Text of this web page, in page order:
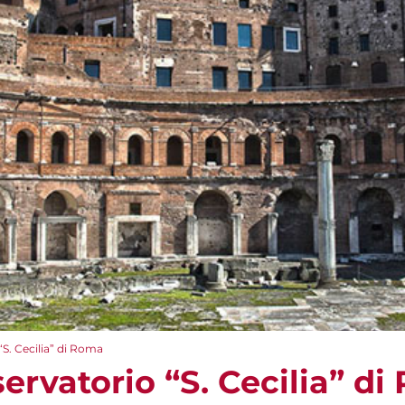
Cecilia” di Roma
“S. Cecilia” di